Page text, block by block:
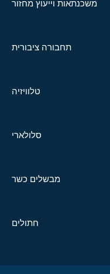
משכנתאות וייעוץ מחזור
תחבורה ציבורית
טלוויזיה
סלולארי
מבשלים כשר
חתולים